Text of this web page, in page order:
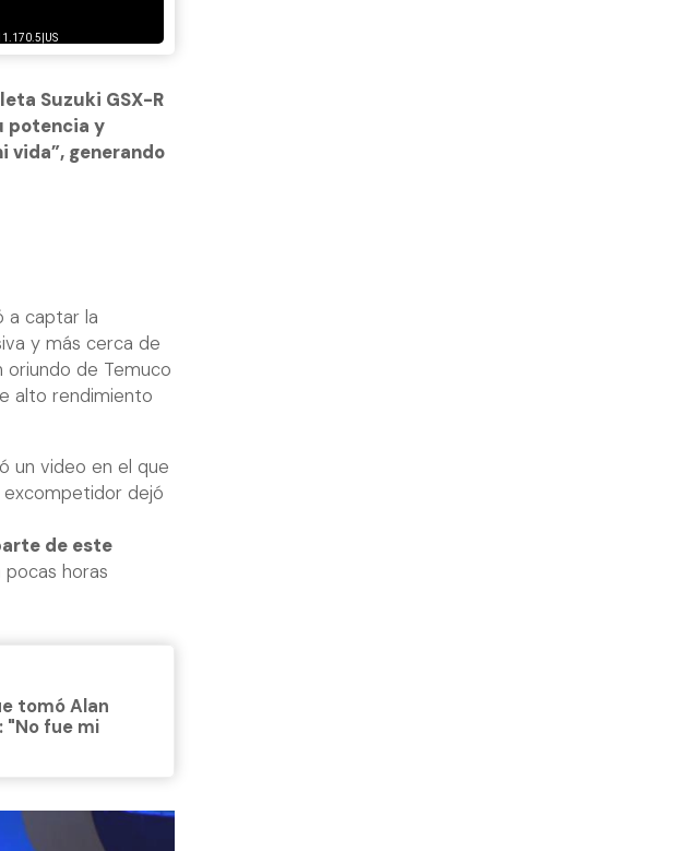
Suzuki GSX-R
potencia y
vida”, generando
a captar la
y más cerca de
oriundo de Temuco
alto rendimiento
un video en el que
excompetidor dejó
de este
horas
tomó Alan
"No fue mi